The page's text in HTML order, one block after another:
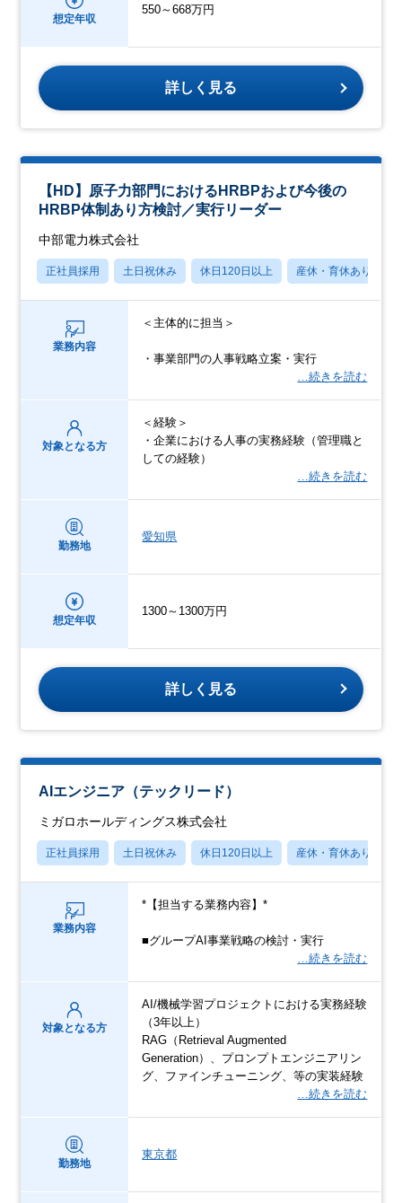
想定年収
550～668万円
詳しく見る
【HD】原子力部門におけるHRBPおよび今後の
HRBP体制あり方検討／実行リーダー
中部電力株式会社
正社員採用 土日祝休み 休日120日以上 産休・育休あり
業務内容
＜主体的に担当＞
・事業部門の人事戦略立案・実行
…続きを読む
対象となる方
＜経験＞
・企業における人事の実務経験（管理職と
しての経験）
…続きを読む
勤務地
愛知県
想定年収
1300～1300万円
詳しく見る
AIエンジニア（テックリード）
ミガロホールディングス株式会社
正社員採用 土日祝休み 休日120日以上 産休・育休あり
業務内容
*【担当する業務内容】*
■グループAI事業戦略の検討・実行
…続きを読む
対象となる方
AI/機械学習プロジェクトにおける実務経験
（3年以上）
RAG（Retrieval Augmented
Generation）、プロンプトエンジニアリン
グ、ファインチューニング、等の実装経験
…続きを読む
勤務地
東京都